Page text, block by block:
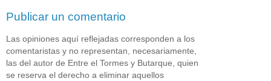
Publicar un comentario
Las opiniones aquí reflejadas corresponden a los
comentaristas y no representan, necesariamente,
las del autor de Entre el Tormes y Butarque, quien
se reserva el derecho a eliminar aquellos